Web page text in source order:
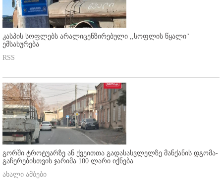
კასპის სოფლებს არალიცენზირებული ,,სოფლის წყალი"
ემსახურება
RSS
გორში ტროტუარზე ან ქვეითთა გადასასვლელზე მანქანის დგომა-
გაჩერებისთვის ჯარიმა 100 ლარი იქნება
ახალი ამბები